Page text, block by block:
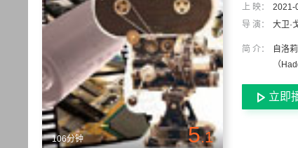
106分钟 5.1
上 映： 2021-
导 演：
大卫·
简 介：
自洛
（
立即